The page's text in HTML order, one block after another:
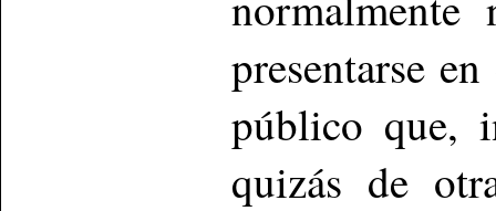
presentarse
público que,
quizás de